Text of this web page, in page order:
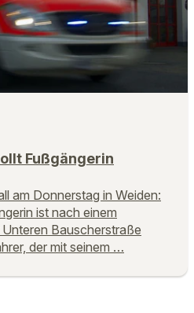
Fußgängerin
am Donnerstag in Weiden:
ist nach einem
Bauscherstraße
der mit seinem …